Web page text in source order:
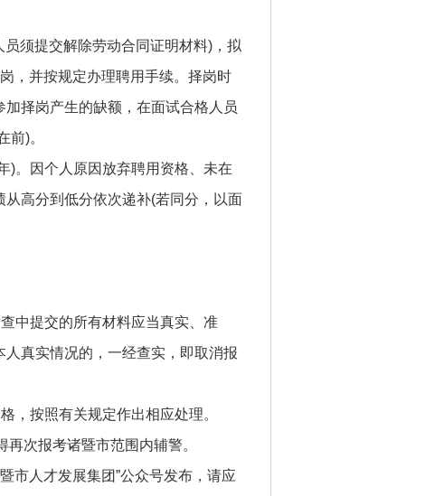
须提交解除劳动合同证明材料)，拟
，并按规定办理聘用手续。择岗时
择岗产生的缺额，在面试合格人员
前)。
)。因个人原因放弃聘用资格、未在
高分到低分依次递补(若同分，以面
中提交的所有材料应当真实、准
真实情况的，一经查实，即取消报
，按照有关规定作出相应处理。
次报考诸暨市范围内辅警。
市人才发展集团”公众号发布，请应